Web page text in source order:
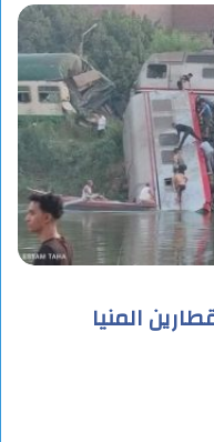
المنيا